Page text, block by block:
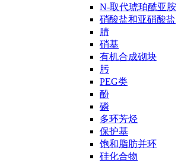
N-取代琥珀酰亚胺
硝酸盐和亚硝酸盐
腈
硝基
有机合成砌块
肟
PEG类
酚
磷
多环芳烃
保护基
饱和脂肪并环
硅化合物